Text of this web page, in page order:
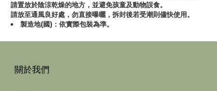
請置放於陰涼乾燥的地方，並避免孩童及動物誤食。
請放至通風良好處，勿直接曝曬，拆封後若受潮則儘快使用。
製造地(國)：依實際包裝為準。
關於我們